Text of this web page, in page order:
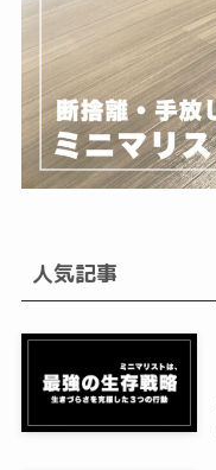
人気記事